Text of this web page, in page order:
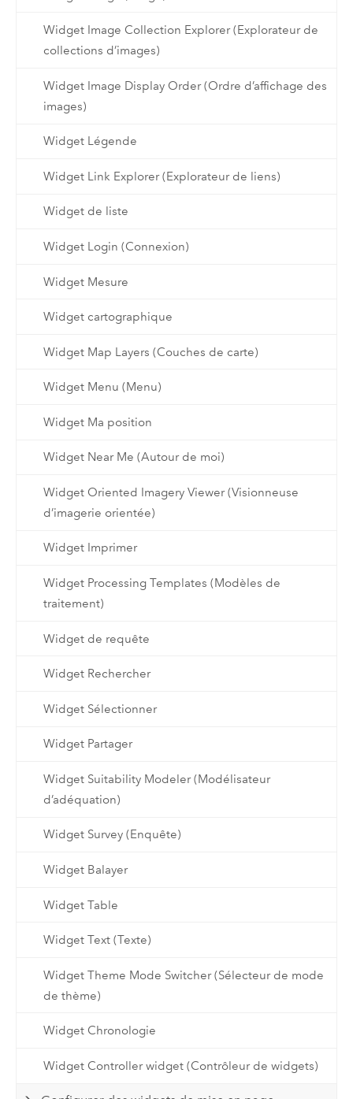
Widget Image Collection Explorer (Explorateur de
collections d’images)
Widget Image Display Order (Ordre d’affichage des
images)
Widget Légende
Widget Link Explorer (Explorateur de liens)
Widget de liste
Widget Login (Connexion)
Widget Mesure
Widget cartographique
Widget Map Layers (Couches de carte)
Widget Menu (Menu)
Widget Ma position
Widget Near Me (Autour de moi)
Widget Oriented Imagery Viewer (Visionneuse
d’imagerie orientée)
Widget Imprimer
Widget Processing Templates (Modèles de
traitement)
Widget de requête
Widget Rechercher
Widget Sélectionner
Widget Partager
Widget Suitability Modeler (Modélisateur
d’adéquation)
Widget Survey (Enquête)
Widget Balayer
Widget Table
Widget Text (Texte)
Widget Theme Mode Switcher (Sélecteur de mode
de thème)
Widget Chronologie
Widget Controller widget (Contrôleur de widgets)